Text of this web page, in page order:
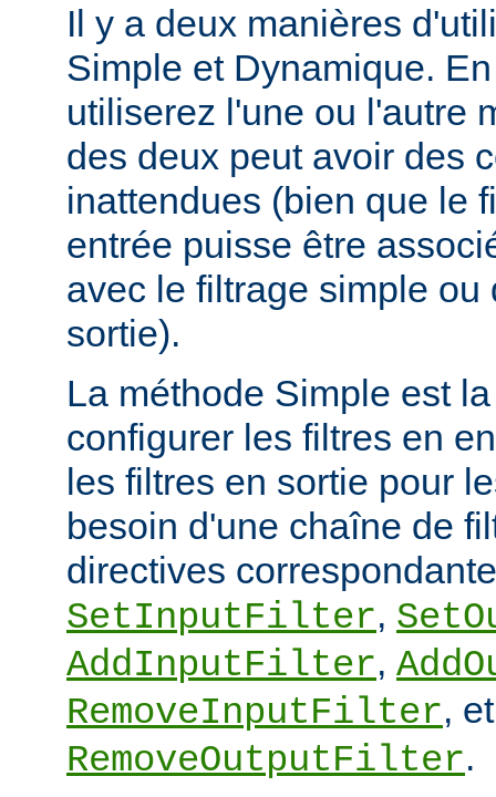
Il y a deux manières
Simple et Dynamique.
utiliserez l'une ou l'autre
des deux peut avoir des
inattendues (bien que le
entrée puisse être
avec le filtrage simple ou
sortie).
La méthode Simple est
configurer les filtres en
les filtres en sortie pour
besoin d'une chaîne de
directives
SetInputFilter,
AddInputFilter,
RemoveInputFilter, et
RemoveOutputFilter.